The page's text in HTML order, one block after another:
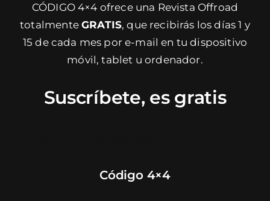
Contacto
CÓDIGO 4×4 ofrece una Revista Offroad
totalmenteGRATIS, que recibirás los días 1 y
15 de cada mes por e-mail en tu dispositivo
móvil, tablet u ordenador.
Suscríbete, es gratis
Código 4×4